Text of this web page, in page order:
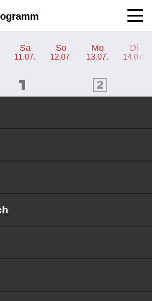
Sa
11.07.
So
12.07.
Mo
13.07.
Di
14.07.
ORF 2 Programm